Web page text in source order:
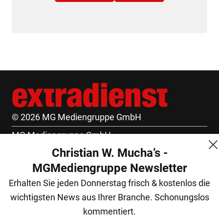
© 2026 MG Mediengruppe GmbH
MG Mediengruppe GmbH
Burgring 1/7
1010 Wien
+43 (1) 522 14 14
office@mgmedien.at
Christian W. Mucha’s -
MGMediengruppe Newsletter
Erhalten Sie jeden Donnerstag frisch & kostenlos die
wichtigsten News aus Ihrer Branche. Schonungslos
kommentiert.